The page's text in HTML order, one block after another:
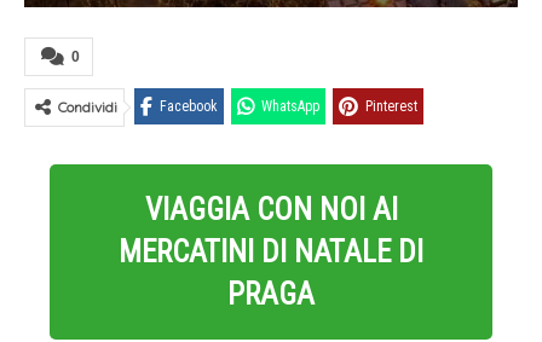
0
Condividi Facebook WhatsApp Pinterest
VIAGGIA CON NOI AI
MERCATINI DI NATALE DI
PRAGA